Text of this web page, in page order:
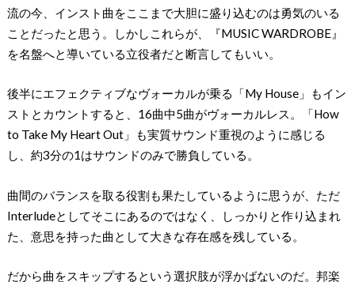
流の今、インスト曲をここまで大胆に盛り込むのは勇気のいる
ことだったと思う。しかしこれらが、『MUSIC WARDROBE』
を名盤へと導いている立役者だと断言してもいい。
後半にエフェクティブなヴォーカルが乗る「My House」もイン
ストとカウントすると、16曲中5曲がヴォーカルレス。「How
to Take My Heart Out」も実質サウンド重視のように感じる
し、約3分の1はサウンドのみで勝負している。
曲間のバランスを取る役割も果たしているように思うが、ただ
Interludeとしてそこにあるのではなく、しっかりと作り込まれ
た、意思を持った曲として大きな存在感を残している。
だから曲をスキップするという選択肢が浮かばないのだ。邦楽